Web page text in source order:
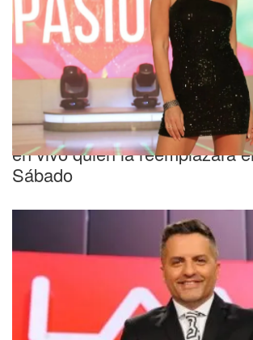
"Estoy en shock"
La reacción de Marcela Baños
en vivo quién la reemplazará
Sábado